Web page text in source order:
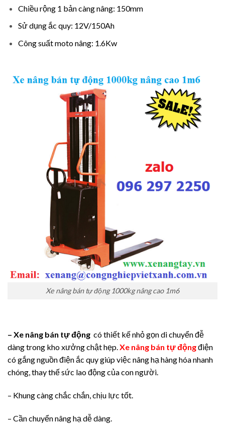
Chiều rộng 1 bản càng nâng: 150mm
Sử dụng ắc quy: 12V/150Ah
Công suất moto nâng: 1.6Kw
Xe nâng bán tự động 1000kg nâng cao 1m6
– Xe nâng bán tự động có thiết kế nhỏ gọn di chuyển đễ
dàng trong kho xưởng chật hẹp.Xe nâng bán tự độngđiện
có gắng nguồn điện ắc quy giúp việc nâng hạ hàng hóa nhanh
chóng, thay thế sức lao động của con người.
– Khung càng chắc chắn, chịu lực tốt.
– Cần chuyển nâng hạ dễ dàng.